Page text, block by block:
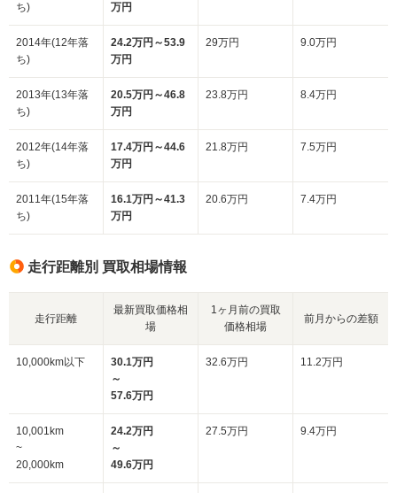
ち)
万円
2014年(12年落
ち)
24.2万円～53.9
万円
29万円 9.0万円
2013年(13年落
ち)
20.5万円～46.8
万円
23.8万円 8.4万円
2012年(14年落
ち)
17.4万円～44.6
万円
21.8万円 7.5万円
2011年(15年落
ち)
16.1万円～41.3
万円
20.6万円 7.4万円
走行距離別 買取相場情報
走行距離
最新買取価格相
場
1ヶ月前の買取
価格相場
前月からの差額
10,000km以下
30.1万円
～
57.6万円
32.6万円 11.2万円
10,001km
~
20,000km
24.2万円
～
49.6万円
27.5万円 9.4万円